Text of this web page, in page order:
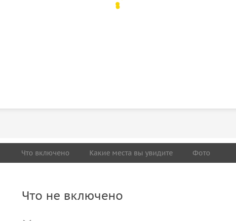
Что включено Какие места вы увидите Фото
Что не включено